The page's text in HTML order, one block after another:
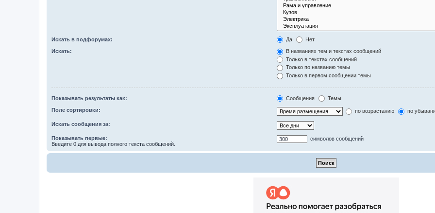
Искать в подфорумах: Да Нет
Искать:
В названиях тем и текстах сообщений
Только в текстах сообщений
Только по названию темы
Только в первом сообщении темы
Показывать результаты как: Сообщения Темы
Поле сортировки: по возрастанию по
Искать сообщения за:
Показывать первые:
Введите 0 для вывода полного текста сообщений.
символов сообщений